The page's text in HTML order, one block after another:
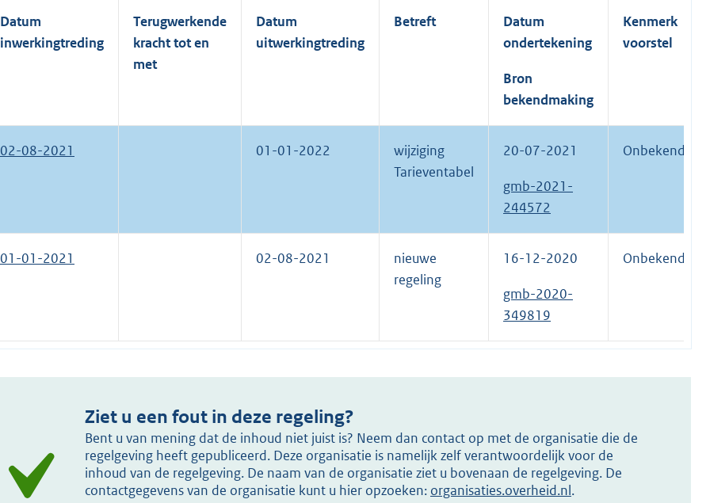
Datum
inwerkingtreding
Terugwerkende
kracht tot en
met
Datum
uitwerkingtreding
Betreft
Datum
ondertekening
Bron
bekendmaking
Kenmerk
voorstel
02-08-2021 01-01-2022
wijziging
Tarieventabel
20-07-2021
gmb-2021-
244572
Onbekend.
01-01-2021 02-08-2021
nieuwe
regeling
16-12-2020
gmb-2020-
349819
Onbekend.
Ziet u een fout in deze regeling?
Bent u van mening dat de inhoud niet juist is? Neem dan contact op met de organisatie die de
regelgeving heeft gepubliceerd. Deze organisatie is namelijk zelf verantwoordelijk voor de
inhoud van de regelgeving. De naam van de organisatie ziet u bovenaan de regelgeving. De
contactgegevens van de organisatie kunt u hier opzoeken: organisaties.overheid.nl.